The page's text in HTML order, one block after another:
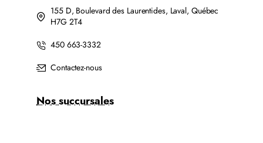
155 D, Boulevard des Laurentides, Laval, Québec
H7G 2T4
450 663-3332
Contactez-nous
Nos succursales